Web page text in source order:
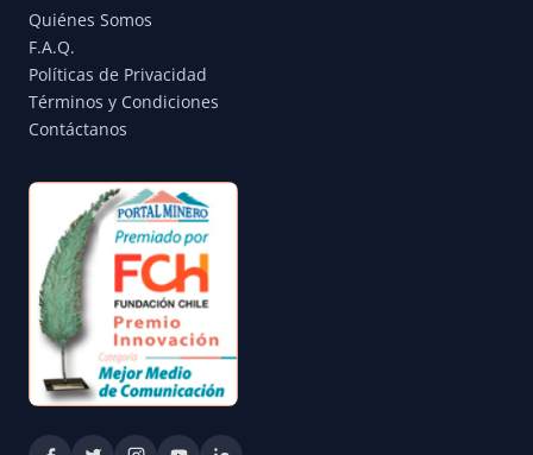
Quiénes Somos
F.A.Q.
Políticas de Privacidad
Términos y Condiciones
Contáctanos